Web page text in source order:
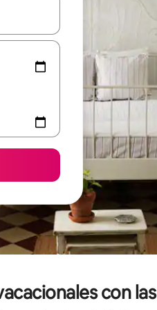
navega con las teclas de flecha
con